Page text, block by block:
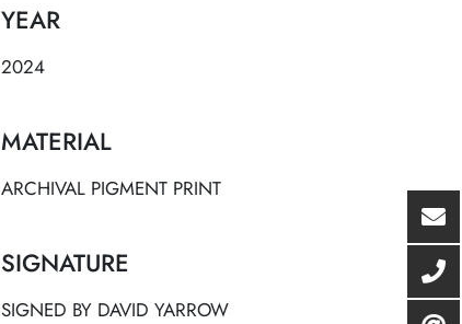
YEAR
2024
MATERIAL
ARCHIVAL PIGMENT PRINT
SIGNATURE
SIGNED BY DAVID YARROW